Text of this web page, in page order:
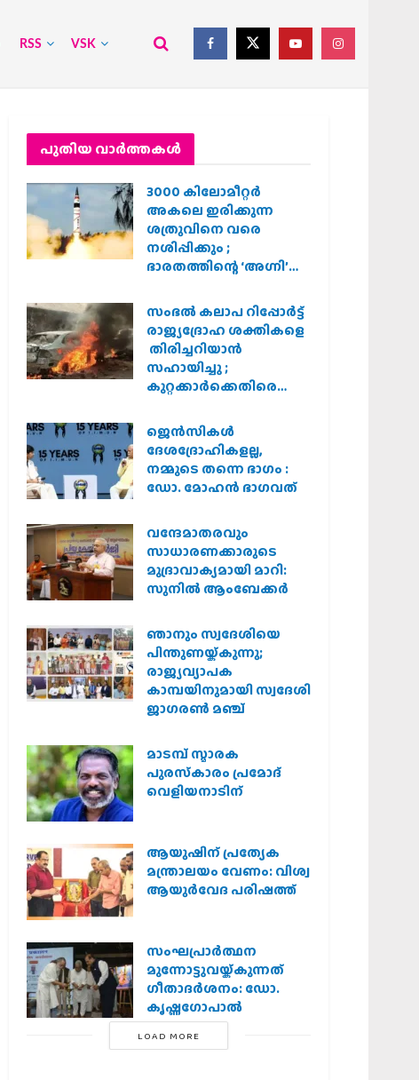
RSS VSK
പുതിയ വാര്‍ത്തകള്‍
3000 കിലോമീറ്റർ
അകലെ ഇരിക്കുന്ന
ശത്രുവിനെ വരെ
നശിപ്പിക്കും ;
ഭാരതത്തിന്റെ ‘അഗ്നി’
സംഭൽ കലാപ റിപ്പോർട്ട്
രാജ്യദ്രോഹ ശക്തികളെ
തിരിച്ചറിയാൻ
സഹായിച്ചു ;
കുറ്റക്കാർക്കെതിരെ
വേണമെന്ന് വിശ്വഹിന്ദു
പരിഷത്ത്
ജെന്‍സികള്‍
ദേശദ്രോഹികളല്ല,
നമ്മുടെ തന്നെ ഭാഗം :
ഡോ. മോഹന്‍ ഭാഗവത്
വന്ദേമാതരവും
സാധാരണക്കാരുടെ
മുദ്രാവാക്യമായി മാറി:
സുനിൽ ആംബേക്കർ
ഞാനും സ്വദേശിയെ
പിന്തുണയ്ക്കുന്നു;
രാജ്യവ്യാപക
കാമ്പയിനുമായി സ്വദേശി
ജാഗരണ്‍ മഞ്ച്
മാടമ്പ് സ്മാരക
പുരസ്‌കാരം പ്രമോദ്
വെളിയനാടിന്
ആയുഷിന് പ്രത്യേക
മന്ത്രാലയം വേണം: വിശ്വ
ആയുര്‍വേദ പരിഷത്ത്
സംഘപ്രാര്‍ത്ഥന
മുന്നോട്ടുവയ്ക്കുന്നത്
ഗീതാദര്‍ശനം: ഡോ.
കൃഷ്ണഗോപാല്‍
LOAD MORE